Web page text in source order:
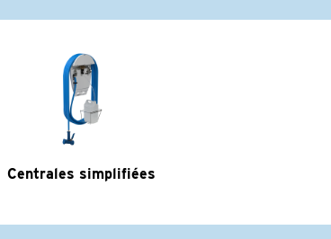
Centrales simplifiées